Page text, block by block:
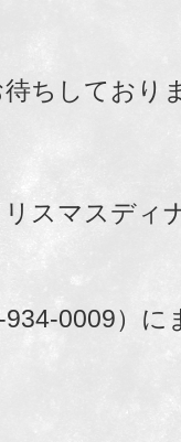
ちしており
スマスディ
0009）に